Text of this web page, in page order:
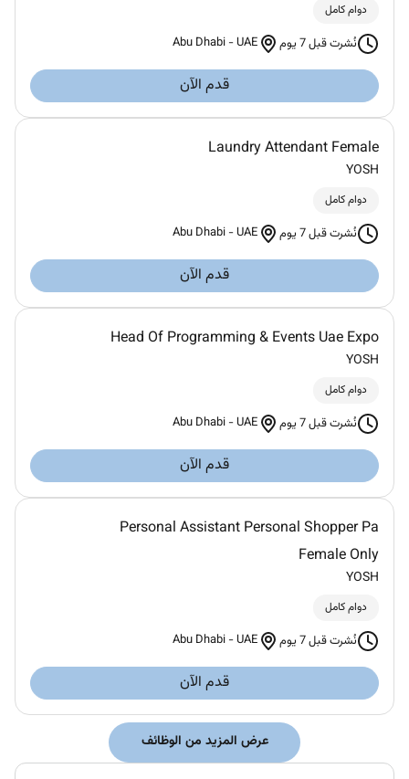
دوام كامل
نُشرت قبل 7 يوم Abu Dhabi -UAE
قدم الآن
Laundry Attendant Female
YOSH
دوام كامل
نُشرت قبل 7 يوم Abu Dhabi -UAE
قدم الآن
Head Of Programming & Events Uae Expo
YOSH
دوام كامل
نُشرت قبل 7 يوم Abu Dhabi -UAE
قدم الآن
Personal Assistant Personal Shopper Pa
Female Only
YOSH
دوام كامل
نُشرت قبل 7 يوم Abu Dhabi -UAE
قدم الآن
عرض المزيد من الوظائف